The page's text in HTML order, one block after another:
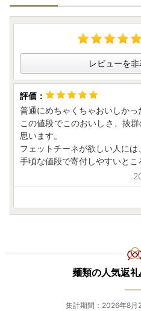
レビューを
普通にめちゃくちゃおいしかっ
この値段でこのおいしさ、抜
思います。
フェットチーネが欲しい人には
手頃な値段で寄付しやすいとこ
麺類の人気返
集計期間：2026年8月